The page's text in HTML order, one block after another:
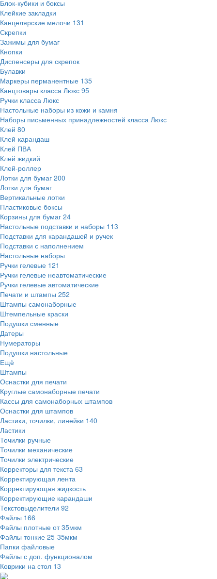
Блок-кубики и боксы
Клейкие закладки
Канцелярские мелочи 131
Скрепки
Зажимы для бумаг
Кнопки
Диспенсеры для скрепок
Булавки
Маркеры перманентные 135
Канцтовары класса Люкс 95
Ручки класса Люкс
Настольные наборы из кожи и камня
Наборы письменных принадлежностей класса Люкс
Клей 80
Клей-карандаш
Клей ПВА
Клей жидкий
Клей-роллер
Лотки для бумаг 200
Лотки для бумаг
Вертикальные лотки
Пластиковые боксы
Корзины для бумаг 24
Настольные подставки и наборы 113
Подставки для карандашей и ручек
Подставки с наполнением
Настольные наборы
Ручки гелевые 121
Ручки гелевые неавтоматические
Ручки гелевые автоматические
Печати и штампы 252
Штампы самонаборные
Штемпельные краски
Подушки сменные
Датеры
Нумераторы
Подушки настольные
Ещё
Штампы
Оснастки для печати
Круглые самонаборные печати
Кассы для самонаборных штампов
Оснастки для штампов
Ластики, точилки, линейки 140
Ластики
Точилки ручные
Точилки механические
Точилки электрические
Корректоры для текста 63
Корректирующая лента
Корректирующая жидкость
Корректирующие карандаши
Текстовыделители 92
Файлы 166
Файлы плотные от 35мкм
Файлы тонкие 25-35мкм
Папки файловые
Файлы с доп. функционалом
Коврики на стол 13